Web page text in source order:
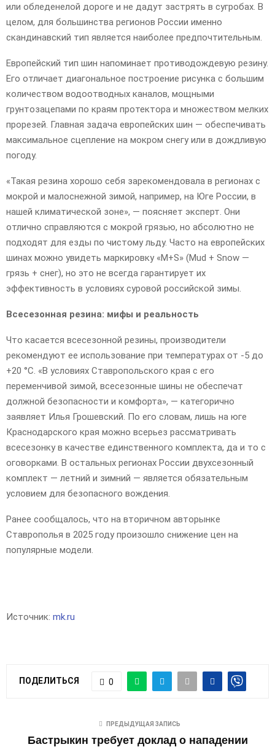
или обледенелой дороге и не дадут застрять в сугробах. В
целом, для большинства регионов России именно
скандинавский тип является наиболее предпочтительным.
Европейский тип шин напоминает противодождевую резину.
Его отличает диагональное построение рисунка с большим
количеством водоотводных каналов, мощными
грунтозацепами по краям протектора и множеством мелких
прорезей. Главная задача европейских шин — обеспечивать
максимальное сцепление на мокром снегу или в дождливую
погоду.
«Такая резина хорошо себя зарекомендовала в регионах с
мокрой и малоснежной зимой, например, на Юге России, в
нашей климатической зоне», — поясняет эксперт. Они
отлично справляются с мокрой грязью, но абсолютно не
подходят для езды по чистому льду. Часто на европейских
шинах можно увидеть маркировку «M+S» (Mud + Snow —
грязь + снег), но это не всегда гарантирует их
эффективность в условиях суровой российской зимы.
Всесезонная резина: мифы и реальность
Что касается всесезонной резины, производители
рекомендуют ее использование при температурах от -5 до
+20 °C. «В условиях Ставропольского края с его
переменчивой зимой, всесезонные шины не обеспечат
должной безопасности и комфорта», — категорично
заявляет Илья Грошевский. По его словам, лишь на юге
Краснодарского края можно всерьез рассматривать
всесезонку в качестве единственного комплекта, да и то с
оговорками. В остальных регионах России двухсезонный
комплект — летний и зимний — является обязательным
условием для безопасного вождения.
Ранее сообщалось, что на вторичном авторынке
Ставрополья в 2025 году произошло снижение цен на
популярные модели.
Источник: mk.ru
ПОДЕЛИТЬСЯ 0
ПРЕДЫДУЩАЯ ЗАПИСЬ
Бастрыкин требует доклад о нападении